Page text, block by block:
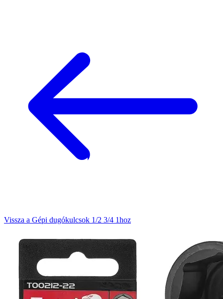
Vissza a Gépi dugókulcsok 1/2 3/4 1hoz